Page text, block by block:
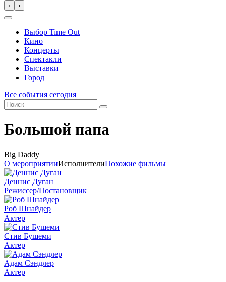
‹ ›
Выбор Time Out
Кино
Концерты
Спектакли
Выставки
Город
Все события сегодня
Большой папа
Big Daddy
О мероприятииИсполнителиПохожие фильмы
Деннис Дуган
Режиссер/Постановщик
Роб Шнайдер
Актер
Стив Бушеми
Актер
Адам Сэндлер
Актер